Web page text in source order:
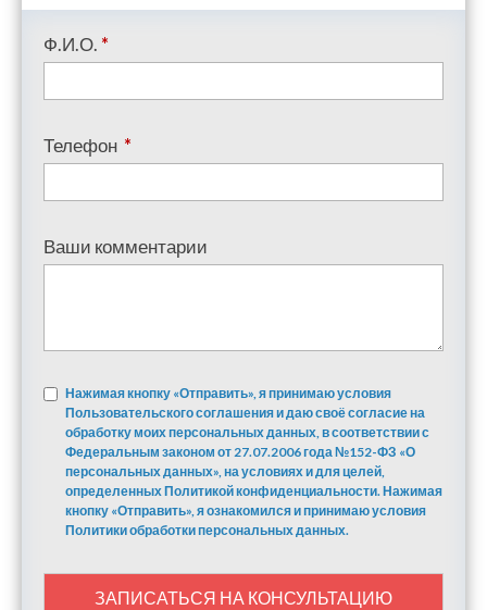
Ф.И.О. *
Телефон *
Ваши комментарии
Нажимая кнопку «Отправить», я принимаю условия
Пользовательского соглашения и даю своё согласие на
обработку моих персональных данных, в соответствии с
Федеральным законом от 27.07.2006 года №152-ФЗ «О
персональных данных», на условиях и для целей,
определенных Политикой конфиденциальности. Нажимая
кнопку «Отправить», я ознакомился и принимаю условия
Политики обработки персональных данных.
ЗАПИСАТЬСЯ НА КОНСУЛЬТАЦИЮ